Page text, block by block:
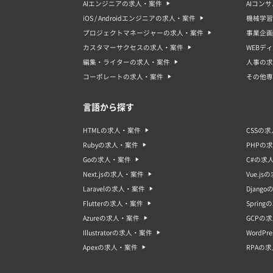
AIエンジニアの求人・案件 AIコン
iOS / Androidエンジニアの求人・案件 機械学
プロジェクトマネージャーの求人・案件 事業企
カスタマーサクセスの求人・案件 WEBデ
編集・ライターの求人・案件 人事の
コーポレートの求人・案件 その他
言語から探す
HTMLの求人・案件 CSSの
Rubyの求人・案件 PHPの
Goの求人・案件 C#の求
Next.jsの求人・案件 Vue.jsの
Laravelの求人・案件 Django
Flutterの求人・案件 Spring
Azureの求人・案件 GCPの
Illustratorの求人・案件
Apexの求人・案件 RPAの